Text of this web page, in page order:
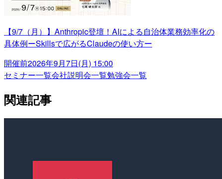
【9/7（月）】Anthropic登壇！AIによる自治体業務効率化の
具体例ーSkillsで広がるClaudeの使い方ー
開催前2026年9月7日(月) 15:00
セミナー一覧会社説明会一覧勉強会一覧
関連記事